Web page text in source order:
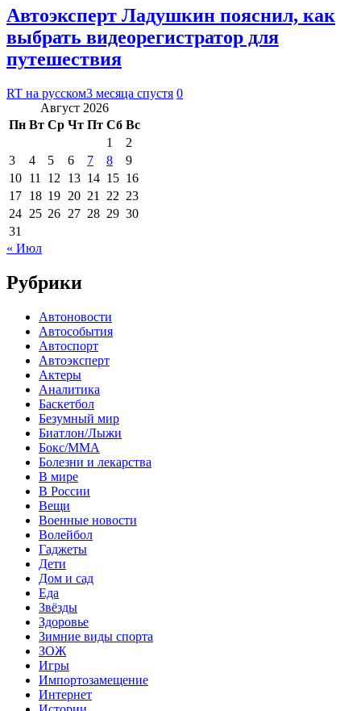
Автоэксперт Ладушкин пояснил, как
выбрать видеорегистратор для
путешествия
RT на русском3 месяца спустя 0
Август 2026
Пн Вт Ср Чт Пт Сб Вс
1
2
3
4 5 6 7 8
9
10 11 12 13 14 15 16
17 18 19 20 21 22 23
24 25 26 27 28 29 30
31
« Июл
Рубрики
Автоновости
Автособытия
Автоспорт
Автоэксперт
Актеры
Аналитика
Баскетбол
Безумный мир
Биатлон/Лыжи
Бокс/MMA
Болезни и лекарства
В мире
В России
Вещи
Военные новости
Волейбол
Гаджеты
Дети
Дом и сад
Еда
Звёзды
Здоровье
Зимние виды спорта
ЗОЖ
Игры
Импортозамещение
Интернет